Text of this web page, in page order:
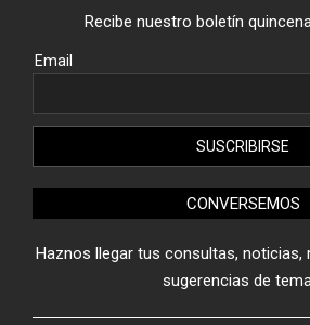
Recibe nuestro boletín
Email
CONVERSEMOS
Haznos llegar tus consultas, noticias,
sugerencias de